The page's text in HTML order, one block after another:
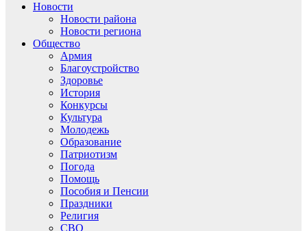
Новости
Новости района
Новости региона
Общество
Армия
Благоустройство
Здоровье
История
Конкурсы
Культура
Молодежь
Образование
Патриотизм
Погода
Помощь
Пособия и Пенсии
Праздники
Религия
СВО